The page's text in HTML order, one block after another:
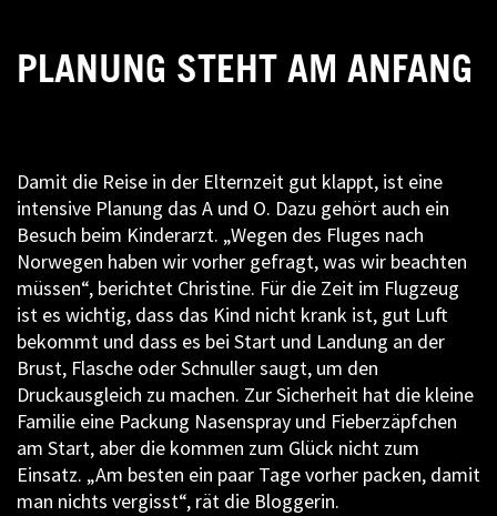
PLANUNG STEHT AM ANFANG
Damit die Reise in der Elternzeit gut klappt, ist eine
intensive Planung das A und O. Dazu gehört auch ein
Besuch beim Kinderarzt. „Wegen des Fluges nach
Norwegen haben wir vorher gefragt, was wir beachten
müssen“, berichtet Christine. Für die Zeit im Flugzeug
ist es wichtig, dass das Kind nicht krank ist, gut Luft
bekommt und dass es bei Start und Landung an der
Brust, Flasche oder Schnuller saugt, um den
Druckausgleich zu machen. Zur Sicherheit hat die kleine
Familie eine Packung Nasenspray und Fieberzäpfchen
am Start, aber die kommen zum Glück nicht zum
Einsatz. „Am besten ein paar Tage vorher packen, damit
man nichts vergisst“, rät die Bloggerin.